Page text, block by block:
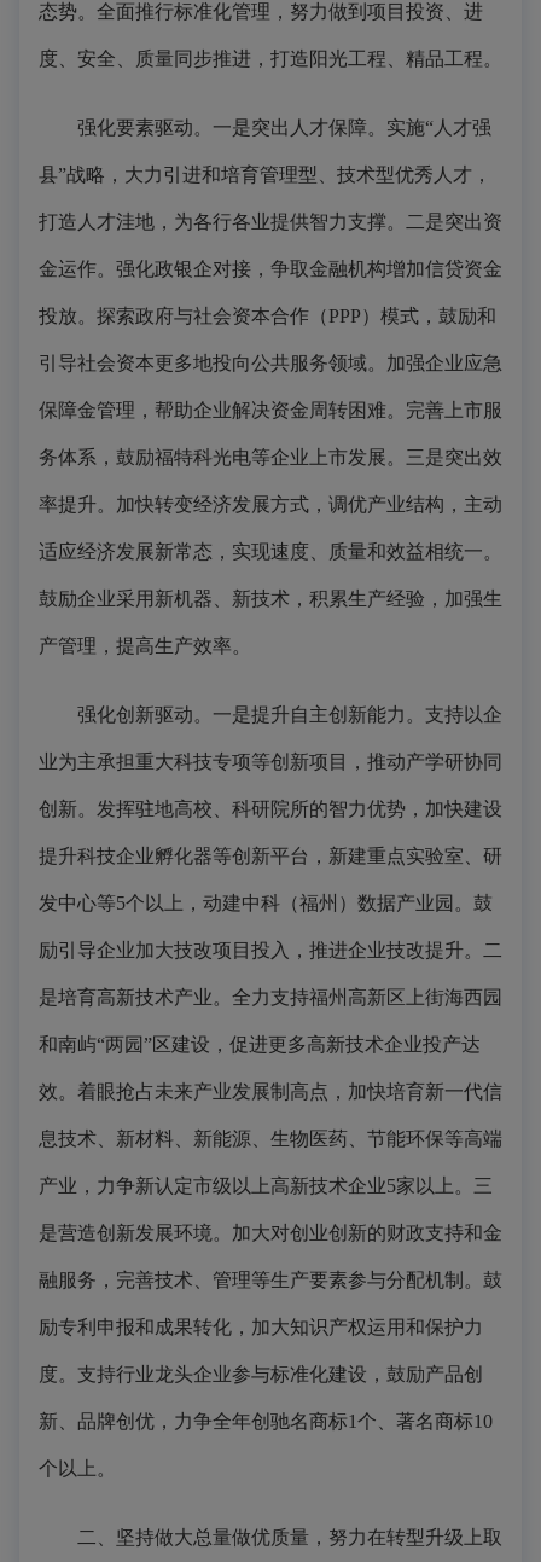
态势。全面推行标准化管理，努力做到项目投资、进
度、安全、质量同步推进，打造阳光工程、精品工程。
强化要素驱动。一是突出人才保障。实施“人才强
县”战略，大力引进和培育管理型、技术型优秀人才，
打造人才洼地，为各行各业提供智力支撑。二是突出资
金运作。强化政银企对接，争取金融机构增加信贷资金
投放。探索政府与社会资本合作（PPP）模式，鼓励和
引导社会资本更多地投向公共服务领域。加强企业应急
保障金管理，帮助企业解决资金周转困难。完善上市服
务体系，鼓励福特科光电等企业上市发展。三是突出效
率提升。加快转变经济发展方式，调优产业结构，主动
适应经济发展新常态，实现速度、质量和效益相统一。
鼓励企业采用新机器、新技术，积累生产经验，加强生
产管理，提高生产效率。
强化创新驱动。一是提升自主创新能力。支持以企
业为主承担重大科技专项等创新项目，推动产学研协同
创新。发挥驻地高校、科研院所的智力优势，加快建设
提升科技企业孵化器等创新平台，新建重点实验室、研
发中心等5个以上，动建中科（福州）数据产业园。鼓
励引导企业加大技改项目投入，推进企业技改提升。二
是培育高新技术产业。全力支持福州高新区上街海西园
和南屿“两园”区建设，促进更多高新技术企业投产达
效。着眼抢占未来产业发展制高点，加快培育新一代信
息技术、新材料、新能源、生物医药、节能环保等高端
产业，力争新认定市级以上高新技术企业5家以上。三
是营造创新发展环境。加大对创业创新的财政支持和金
融服务，完善技术、管理等生产要素参与分配机制。鼓
励专利申报和成果转化，加大知识产权运用和保护力
度。支持行业龙头企业参与标准化建设，鼓励产品创
新、品牌创优，力争全年创驰名商标1个、著名商标10
个以上。
二、坚持做大总量做优质量，努力在转型升级上取